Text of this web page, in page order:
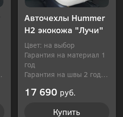
Авточехлы Hummer
H2 экокожа "Лучи"
Цвет: на выбор
Гарантия на материал 1
год
Гарантия на швы 2 года
17 690 руб.
Купить